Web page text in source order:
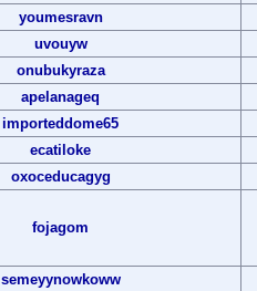
youmesravn
uvouyw
onubukyraza
apelanageq
importeddome65
ecatiloke
oxoceducagyg
fojagom
semeyynowkoww